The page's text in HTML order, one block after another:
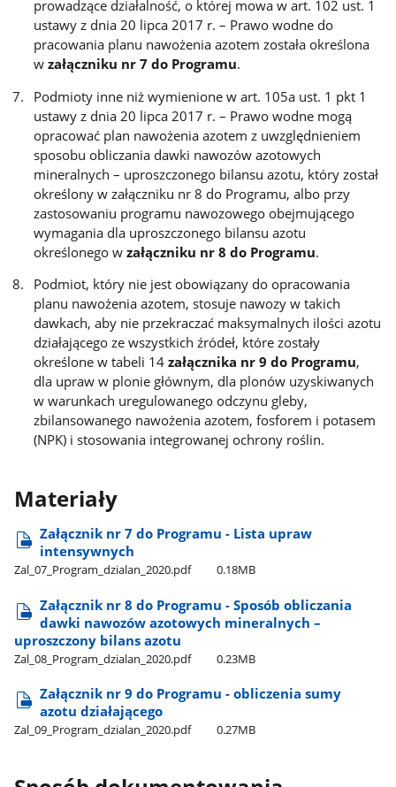
prowadzące działalność, o której mowa w art. 102 ust. 1
ustawy z dnia 20 lipca 2017 r. – Prawo wodne do
pracowania planu nawożenia azotem została określona
wzałączniku nr 7 do Programu.
Podmioty inne niż wymienione w art. 105a ust. 1 pkt 1
ustawy z dnia 20 lipca 2017 r. – Prawo wodne mogą
opracować plan nawożenia azotem z uwzględnieniem
sposobu obliczania dawki nawozów azotowych
mineralnych – uproszczonego bilansu azotu, który został
określony w załączniku nr 8 do Programu, albo przy
zastosowaniu programu nawozowego obejmującego
wymagania dla uproszczonego bilansu azotu
określonego w załączniku nr 8 do Programu.
Podmiot, który nie jest obowiązany do opracowania
planu nawożenia azotem, stosuje nawozy w takich
dawkach, aby nie przekraczać maksymalnych ilości azotu
działającego ze wszystkich źródeł, które zostały
określone w tabeli 14załącznika nr 9 do Programu,
dla upraw w plonie głównym, dla plonów uzyskiwanych
w warunkach uregulowanego odczynu gleby,
zbilansowanego nawożenia azotem, fosforem i potasem
(NPK) i stosowania integrowanej ochrony roślin.
Materiały
Załącznik nr 7 do Programu - Lista upraw
intensywnych
Zal​_07​_Program​_dzialan​_2020.pdf 0.18MB
Załącznik nr 8 do Programu - Sposób obliczania
dawki nawozów azotowych mineralnych –
uproszczony bilans azotu
Zal​_08​_Program​_dzialan​_2020.pdf 0.23MB
Załącznik nr 9 do Programu - obliczenia sumy
azotu działającego
Zal​_09​_Program​_dzialan​_2020.pdf 0.27MB